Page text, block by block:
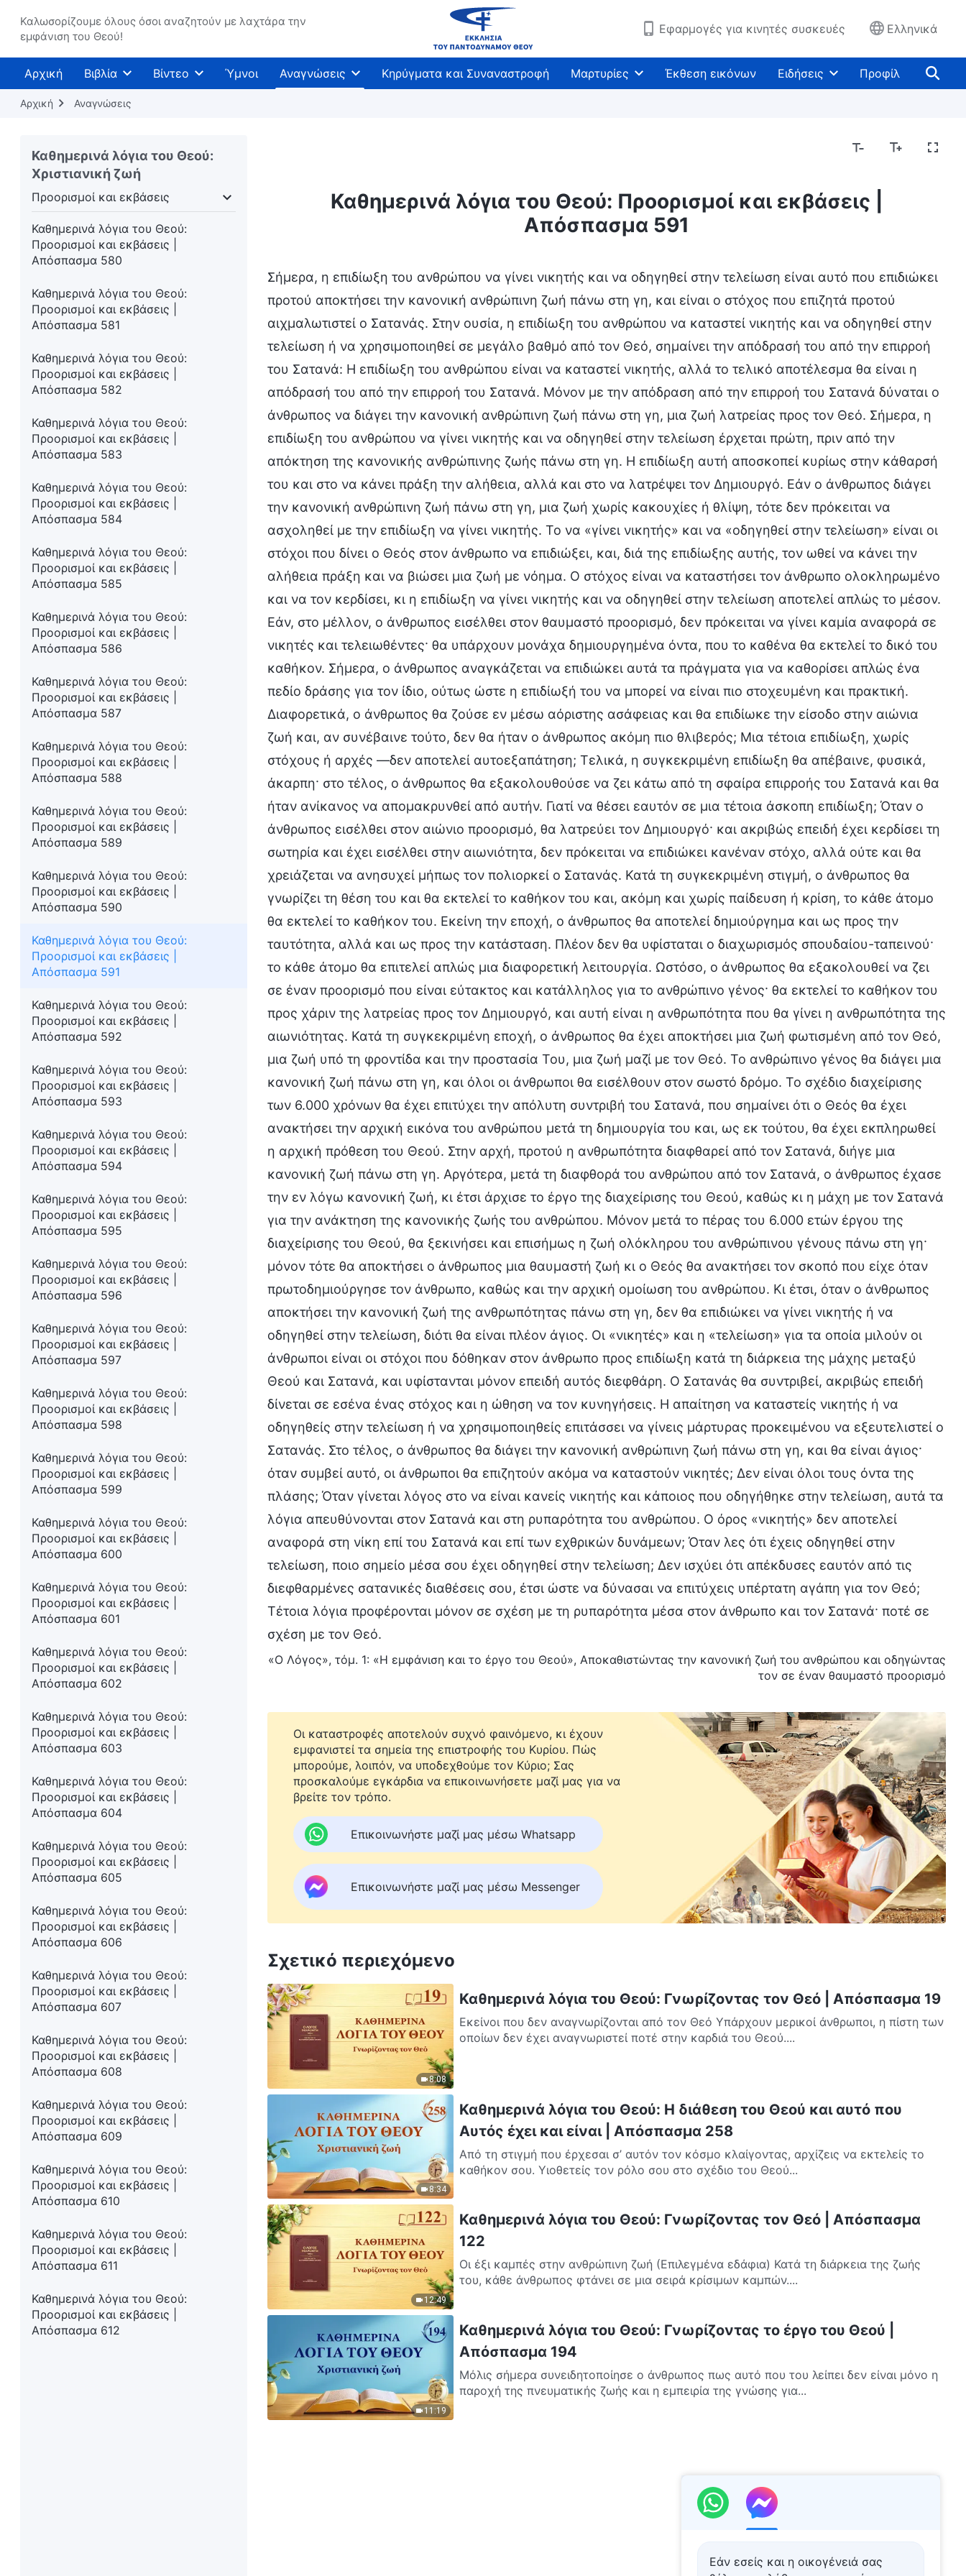
Καλωσορίζουμε όλους όσοι αναζητούν με λαχτάρα την
εμφάνιση του Θεού!
Εφαρμογές για κινητές συσκευές Ελληνικά
Αρχική Βιβλία Βίντεο Ύμνοι Αναγνώσεις Κηρύγματα και Συναναστροφή Μαρτυρίες Έκθεση εικόνων Ειδήσεις Προφίλ
Αρχική Αναγνώσεις
Καθημερινά λόγια του Θεού:
Χριστιανική ζωή
Προορισμοί και εκβάσεις
ζωή Προορισμοί και εκβάσεις
Καθημερινά λόγια του Θεού:
Προορισμοί και εκβάσεις |
Απόσπασμα 580
Καθημερινά λόγια του Θεού:
Προορισμοί και εκβάσεις |
Απόσπασμα 581
Καθημερινά λόγια του Θεού:
Προορισμοί και εκβάσεις |
Απόσπασμα 582
Καθημερινά λόγια του Θεού:
Προορισμοί και εκβάσεις |
Απόσπασμα 583
Καθημερινά λόγια του Θεού:
Προορισμοί και εκβάσεις |
Απόσπασμα 584
Καθημερινά λόγια του Θεού:
Προορισμοί και εκβάσεις |
Απόσπασμα 585
Καθημερινά λόγια του Θεού:
Προορισμοί και εκβάσεις |
Απόσπασμα 586
Καθημερινά λόγια του Θεού:
Προορισμοί και εκβάσεις |
Απόσπασμα 587
Καθημερινά λόγια του Θεού:
Προορισμοί και εκβάσεις |
Απόσπασμα 588
Καθημερινά λόγια του Θεού:
Προορισμοί και εκβάσεις |
Απόσπασμα 589
Καθημερινά λόγια του Θεού:
Προορισμοί και εκβάσεις |
Απόσπασμα 590
Καθημερινά λόγια του Θεού:
Προορισμοί και εκβάσεις |
Απόσπασμα 591
Καθημερινά λόγια του Θεού:
Προορισμοί και εκβάσεις |
Απόσπασμα 592
Καθημερινά λόγια του Θεού:
Προορισμοί και εκβάσεις |
Απόσπασμα 593
Καθημερινά λόγια του Θεού:
Προορισμοί και εκβάσεις |
Απόσπασμα 594
Καθημερινά λόγια του Θεού:
Προορισμοί και εκβάσεις |
Απόσπασμα 595
Καθημερινά λόγια του Θεού:
Προορισμοί και εκβάσεις |
Απόσπασμα 596
Καθημερινά λόγια του Θεού:
Προορισμοί και εκβάσεις |
Απόσπασμα 597
Καθημερινά λόγια του Θεού:
Προορισμοί και εκβάσεις |
Απόσπασμα 598
Καθημερινά λόγια του Θεού:
Προορισμοί και εκβάσεις |
Απόσπασμα 599
Καθημερινά λόγια του Θεού:
Προορισμοί και εκβάσεις |
Απόσπασμα 600
Καθημερινά λόγια του Θεού:
Προορισμοί και εκβάσεις |
Απόσπασμα 601
Καθημερινά λόγια του Θεού:
Προορισμοί και εκβάσεις |
Απόσπασμα 602
Καθημερινά λόγια του Θεού:
Προορισμοί και εκβάσεις |
Απόσπασμα 603
Καθημερινά λόγια του Θεού:
Προορισμοί και εκβάσεις |
Απόσπασμα 604
Καθημερινά λόγια του Θεού:
Προορισμοί και εκβάσεις |
Απόσπασμα 605
Καθημερινά λόγια του Θεού:
Προορισμοί και εκβάσεις |
Απόσπασμα 606
Καθημερινά λόγια του Θεού:
Προορισμοί και εκβάσεις |
Απόσπασμα 607
Καθημερινά λόγια του Θεού:
Προορισμοί και εκβάσεις |
Απόσπασμα 608
Καθημερινά λόγια του Θεού:
Προορισμοί και εκβάσεις |
Απόσπασμα 609
Καθημερινά λόγια του Θεού:
Προορισμοί και εκβάσεις |
Απόσπασμα 610
Καθημερινά λόγια του Θεού:
Προορισμοί και εκβάσεις |
Απόσπασμα 611
Καθημερινά λόγια του Θεού:
Προορισμοί και εκβάσεις |
Απόσπασμα 612
Καθημερινά λόγια του Θεού: Προορισμοί και εκβάσεις |
Απόσπασμα 591
Σήμερα, η επιδίωξη του ανθρώπου να γίνει νικητής και να οδηγηθεί στην τελείωση είναι αυτό που επιδιώκει
προτού αποκτήσει την κανονική ανθρώπινη ζωή πάνω στη γη, και είναι ο στόχος που επιζητά προτού
αιχμαλωτιστεί ο Σατανάς. Στην ουσία, η επιδίωξη του ανθρώπου να καταστεί νικητής και να οδηγηθεί στην
τελείωση ή να χρησιμοποιηθεί σε μεγάλο βαθμό από τον Θεό, σημαίνει την απόδρασή του από την επιρροή
του Σατανά: Η επιδίωξη του ανθρώπου είναι να καταστεί νικητής, αλλά το τελικό αποτέλεσμα θα είναι η
απόδρασή του από την επιρροή του Σατανά. Μόνον με την απόδραση από την επιρροή του Σατανά δύναται ο
άνθρωπος να διάγει την κανονική ανθρώπινη ζωή πάνω στη γη, μια ζωή λατρείας προς τον Θεό. Σήμερα, η
επιδίωξη του ανθρώπου να γίνει νικητής και να οδηγηθεί στην τελείωση έρχεται πρώτη, πριν από την
απόκτηση της κανονικής ανθρώπινης ζωής πάνω στη γη. Η επιδίωξη αυτή αποσκοπεί κυρίως στην κάθαρσή
του και στο να κάνει πράξη την αλήθεια, αλλά και στο να λατρέψει τον Δημιουργό. Εάν ο άνθρωπος διάγει
την κανονική ανθρώπινη ζωή πάνω στη γη, μια ζωή χωρίς κακουχίες ή θλίψη, τότε δεν πρόκειται να
ασχοληθεί με την επιδίωξη να γίνει νικητής. Το να «γίνει νικητής» και να «οδηγηθεί στην τελείωση» είναι οι
στόχοι που δίνει ο Θεός στον άνθρωπο να επιδιώξει, και, διά της επιδίωξης αυτής, τον ωθεί να κάνει την
αλήθεια πράξη και να βιώσει μια ζωή με νόημα. Ο στόχος είναι να καταστήσει τον άνθρωπο ολοκληρωμένο
και να τον κερδίσει, κι η επιδίωξη να γίνει νικητής και να οδηγηθεί στην τελείωση αποτελεί απλώς το μέσον.
Εάν, στο μέλλον, ο άνθρωπος εισέλθει στον θαυμαστό προορισμό, δεν πρόκειται να γίνει καμία αναφορά σε
νικητές και τελειωθέντες· θα υπάρχουν μονάχα δημιουργημένα όντα, που το καθένα θα εκτελεί το δικό του
καθήκον. Σήμερα, ο άνθρωπος αναγκάζεται να επιδιώκει αυτά τα πράγματα για να καθορίσει απλώς ένα
πεδίο δράσης για τον ίδιο, ούτως ώστε η επιδίωξή του να μπορεί να είναι πιο στοχευμένη και πρακτική.
Διαφορετικά, ο άνθρωπος θα ζούσε εν μέσω αόριστης ασάφειας και θα επιδίωκε την είσοδο στην αιώνια
ζωή και, αν συνέβαινε τούτο, δεν θα ήταν ο άνθρωπος ακόμη πιο θλιβερός; Μια τέτοια επιδίωξη, χωρίς
στόχους ή αρχές —δεν αποτελεί αυτοεξαπάτηση; Τελικά, η συγκεκριμένη επιδίωξη θα απέβαινε, φυσικά,
άκαρπη· στο τέλος, ο άνθρωπος θα εξακολουθούσε να ζει κάτω από τη σφαίρα επιρροής του Σατανά και θα
ήταν ανίκανος να απομακρυνθεί από αυτήν. Γιατί να θέσει εαυτόν σε μια τέτοια άσκοπη επιδίωξη; Όταν ο
άνθρωπος εισέλθει στον αιώνιο προορισμό, θα λατρεύει τον Δημιουργό· και ακριβώς επειδή έχει κερδίσει τη
σωτηρία και έχει εισέλθει στην αιωνιότητα, δεν πρόκειται να επιδιώκει κανέναν στόχο, αλλά ούτε και θα
χρειάζεται να ανησυχεί μήπως τον πολιορκεί ο Σατανάς. Κατά τη συγκεκριμένη στιγμή, ο άνθρωπος θα
γνωρίζει τη θέση του και θα εκτελεί το καθήκον του και, ακόμη και χωρίς παίδευση ή κρίση, το κάθε άτομο
θα εκτελεί το καθήκον του. Εκείνη την εποχή, ο άνθρωπος θα αποτελεί δημιούργημα και ως προς την
ταυτότητα, αλλά και ως προς την κατάσταση. Πλέον δεν θα υφίσταται ο διαχωρισμός σπουδαίου-ταπεινού·
το κάθε άτομο θα επιτελεί απλώς μια διαφορετική λειτουργία. Ωστόσο, ο άνθρωπος θα εξακολουθεί να ζει
σε έναν προορισμό που είναι εύτακτος και κατάλληλος για το ανθρώπινο γένος· θα εκτελεί το καθήκον του
προς χάριν της λατρείας προς τον Δημιουργό, και αυτή είναι η ανθρωπότητα που θα γίνει η ανθρωπότητα της
αιωνιότητας. Κατά τη συγκεκριμένη εποχή, ο άνθρωπος θα έχει αποκτήσει μια ζωή φωτισμένη από τον Θεό,
μια ζωή υπό τη φροντίδα και την προστασία Του, μια ζωή μαζί με τον Θεό. Το ανθρώπινο γένος θα διάγει μια
κανονική ζωή πάνω στη γη, και όλοι οι άνθρωποι θα εισέλθουν στον σωστό δρόμο. Το σχέδιο διαχείρισης
των 6.000 χρόνων θα έχει επιτύχει την απόλυτη συντριβή του Σατανά, που σημαίνει ότι ο Θεός θα έχει
ανακτήσει την αρχική εικόνα του ανθρώπου μετά τη δημιουργία του και, ως εκ τούτου, θα έχει εκπληρωθεί
η αρχική πρόθεση του Θεού. Στην αρχή, προτού η ανθρωπότητα διαφθαρεί από τον Σατανά, διήγε μια
κανονική ζωή πάνω στη γη. Αργότερα, μετά τη διαφθορά του ανθρώπου από τον Σατανά, ο άνθρωπος έχασε
την εν λόγω κανονική ζωή, κι έτσι άρχισε το έργο της διαχείρισης του Θεού, καθώς κι η μάχη με τον Σατανά
για την ανάκτηση της κανονικής ζωής του ανθρώπου. Μόνον μετά το πέρας του 6.000 ετών έργου της
διαχείρισης του Θεού, θα ξεκινήσει και επισήμως η ζωή ολόκληρου του ανθρώπινου γένους πάνω στη γη·
μόνον τότε θα αποκτήσει ο άνθρωπος μια θαυμαστή ζωή κι ο Θεός θα ανακτήσει τον σκοπό που είχε όταν
πρωτοδημιούργησε τον άνθρωπο, καθώς και την αρχική ομοίωση του ανθρώπου. Κι έτσι, όταν ο άνθρωπος
αποκτήσει την κανονική ζωή της ανθρωπότητας πάνω στη γη, δεν θα επιδιώκει να γίνει νικητής ή να
οδηγηθεί στην τελείωση, διότι θα είναι πλέον άγιος. Οι «νικητές» και η «τελείωση» για τα οποία μιλούν οι
άνθρωποι είναι οι στόχοι που δόθηκαν στον άνθρωπο προς επιδίωξη κατά τη διάρκεια της μάχης μεταξύ
Θεού και Σατανά, και υφίστανται μόνον επειδή αυτός διεφθάρη. Ο Σατανάς θα συντριβεί, ακριβώς επειδή
δίνεται σε εσένα ένας στόχος και η ώθηση να τον κυνηγήσεις. Η απαίτηση να καταστείς νικητής ή να
οδηγηθείς στην τελείωση ή να χρησιμοποιηθείς επιτάσσει να γίνεις μάρτυρας προκειμένου να εξευτελιστεί ο
Σατανάς. Στο τέλος, ο άνθρωπος θα διάγει την κανονική ανθρώπινη ζωή πάνω στη γη, και θα είναι άγιος·
όταν συμβεί αυτό, οι άνθρωποι θα επιζητούν ακόμα να καταστούν νικητές; Δεν είναι όλοι τους όντα της
πλάσης; Όταν γίνεται λόγος στο να είναι κανείς νικητής και κάποιος που οδηγήθηκε στην τελείωση, αυτά τα
λόγια απευθύνονται στον Σατανά και στη ρυπαρότητα του ανθρώπου. Ο όρος «νικητής» δεν αποτελεί
αναφορά στη νίκη επί του Σατανά και επί των εχθρικών δυνάμεων; Όταν λες ότι έχεις οδηγηθεί στην
τελείωση, ποιο σημείο μέσα σου έχει οδηγηθεί στην τελείωση; Δεν ισχύει ότι απέκδυσες εαυτόν από τις
διεφθαρμένες σατανικές διαθέσεις σου, έτσι ώστε να δύνασαι να επιτύχεις υπέρτατη αγάπη για τον Θεό;
Τέτοια λόγια προφέρονται μόνον σε σχέση με τη ρυπαρότητα μέσα στον άνθρωπο και τον Σατανά· ποτέ σε
σχέση με τον Θεό.
«Ο Λόγος», τόμ. 1: «Η εμφάνιση και το έργο του Θεού», Αποκαθιστώντας την κανονική ζωή του ανθρώπου και οδηγώντας
τον σε έναν θαυμαστό προορισμό
Οι καταστροφές αποτελούν συχνό φαινόμενο, κι έχουν
εμφανιστεί τα σημεία της επιστροφής του Κυρίου. Πώς
μπορούμε, λοιπόν, να υποδεχθούμε τον Κύριο; Σας
προσκαλούμε εγκάρδια να επικοινωνήσετε μαζί μας για να
βρείτε τον τρόπο.
Επικοινωνήστε μαζί μας μέσω Whatsapp
Επικοινωνήστε μαζί μας μέσω Messenger
Σχετικό περιεχόμενο
8:08
Καθημερινά λόγια του Θεού: Γνωρίζοντας τον Θεό | Απόσπασμα 19
Εκείνοι που δεν αναγνωρίζονται από τον Θεό Υπάρχουν μερικοί άνθρωποι, η πίστη των
οποίων δεν έχει αναγνωριστεί ποτέ στην καρδιά του Θεού....
8:34
Καθημερινά λόγια του Θεού: Η διάθεση του Θεού και αυτό που
Αυτός έχει και είναι | Απόσπασμα 258
Από τη στιγμή που έρχεσαι σ’ αυτόν τον κόσμο κλαίγοντας, αρχίζεις να εκτελείς το
καθήκον σου. Υιοθετείς τον ρόλο σου στο σχέδιο του Θεού...
12:49
Καθημερινά λόγια του Θεού: Γνωρίζοντας τον Θεό | Απόσπασμα
122
Οι έξι καμπές στην ανθρώπινη ζωή (Επιλεγμένα εδάφια) Κατά τη διάρκεια της ζωής
του, κάθε άνθρωπος φτάνει σε μια σειρά κρίσιμων καμπών....
11:19
Καθημερινά λόγια του Θεού: Γνωρίζοντας το έργο του Θεού |
Απόσπασμα 194
Μόλις σήμερα συνειδητοποίησε ο άνθρωπος πως αυτό που του λείπει δεν είναι μόνο η
παροχή της πνευματικής ζωής και η εμπειρία της γνώσης για...
Εάν εσείς και η οικογένειά σας